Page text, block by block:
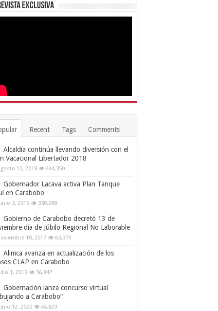
Exclusiva
Recent Tags Comments
Alcaldía continúa llevando diversión con el
Vacacional Libertador 2018
13, 2018 444,350
Gobernador Lacava activa Plan Tanque
en Carabobo
3, 2019 330,288
Gobierno de Carabobo decretó 13 de
día de Júbilo Regional No Laborable
10, 2017 63,379
Alimca avanza en actualización de los
CLAP en Carabobo
1, 2019 56,847
Gobernación lanza concurso virtual
a Carabobo”
12, 2020 45,829